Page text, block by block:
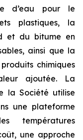
d’eau pour le
plastiques, la
et du bitume en
ainsi que la
chimiques
ajoutée. La
la Société utilise
une plateforme
températures
une approche